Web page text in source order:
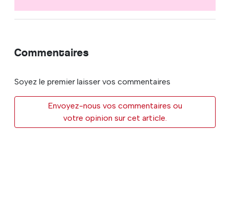
Commentaires
Soyez le premier laisser vos commentaires
Envoyez-nous vos commentaires ou
votre opinion sur cet article.